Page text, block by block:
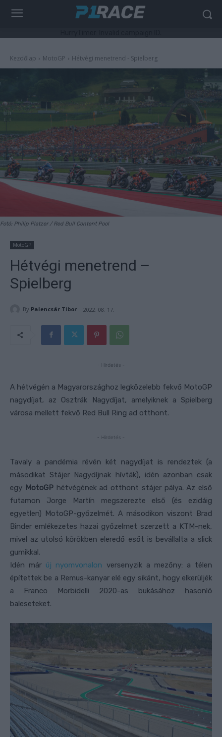
Kezdőlap MotoGP Hétvégi menetrend - Spielberg
Fotó: Philip Platzer / Red Bull Content Pool
MotoGP
Hétvégi menetrend –
Spielberg
By Palencsár Tibor 2022. 08. 17.
- Hirdetés -
A hétvégén a Magyarországhoz legközelebb fekvő MotoGP
nagydíjat, az Osztrák Nagydíjat, amelyiknek a Spielberg
városa mellett fekvő Red Bull Ring ad otthont.
- Hirdetés -
Tavaly a pandémia révén két nagydíjat is rendeztek (a
másodikat Stájer Nagydíjnak hívták), idén azonban csak
egy MotoGPhétvégének ad otthont stájer pálya. Az első
futamon Jorge Martín megszerezte első (és ezidáig
egyetlen) MotoGP-győzelmét. A másodikon viszont Brad
Binder emlékezetes hazai győzelmet szerzett a KTM-nek,
mivel az utolsó körökben eleredő esőt is bevállalta a slick
gumikkal.
Idén már új nyomvonalon versenyzik a mezőny: a télen
építettek be a Remus-kanyar elé egy sikánt, hogy elkerüljék
a Franco Morbidelli 2020-as bukásához hasonló
baleseteket.